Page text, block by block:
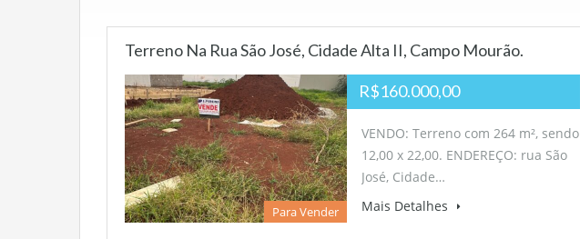
Terreno Na Rua São José, Cidade Alta II, Campo Mourão.
Para Vender
R$160.000,00
VENDO: Terreno com 264 m², sendo
12,00 x 22,00. ENDEREÇO: rua São
José, Cidade…
Mais Detalhes